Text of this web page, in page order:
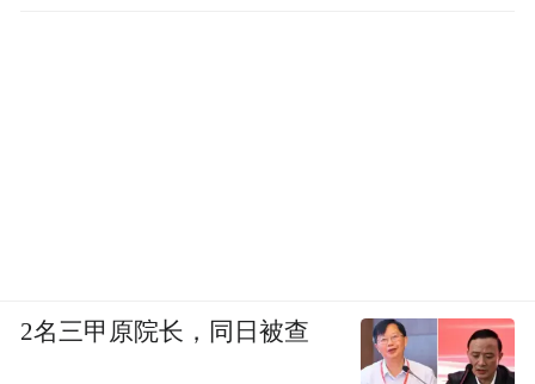
2名三甲原院长，同日被查